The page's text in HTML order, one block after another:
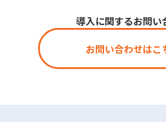
導入に関するお問い
お問い合わせはこ